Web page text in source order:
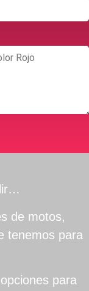
de motos,
tenemos para
para